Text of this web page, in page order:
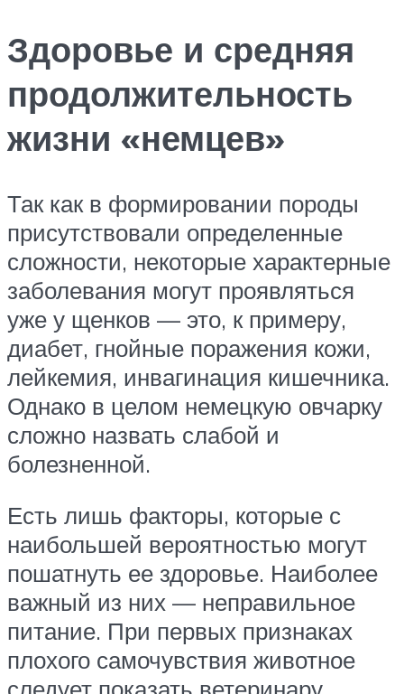
Здоровье и средняя
продолжительность
жизни «немцев»
Так как в формировании породы
присутствовали определенные
сложности, некоторые характерные
заболевания могут проявляться
уже у щенков — это, к примеру,
диабет, гнойные поражения кожи,
лейкемия, инвагинация кишечника.
Однако в целом немецкую овчарку
сложно назвать слабой и
болезненной.
Есть лишь факторы, которые с
наибольшей вероятностью могут
пошатнуть ее здоровье. Наиболее
важный из них — неправильное
питание. При первых признаках
плохого самочувствия животное